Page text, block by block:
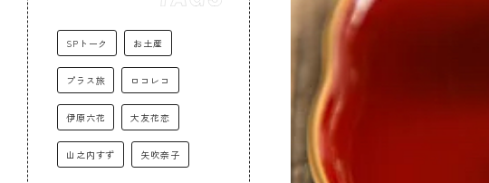
SPトーク お土産
プラス旅 ロコレコ
伊原六花 大友花恋
山之内すず 矢吹奈子